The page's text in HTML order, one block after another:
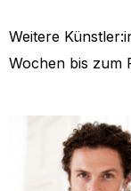
Weitere
Wochen bis zum